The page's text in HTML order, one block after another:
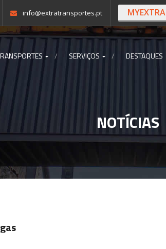
info@extratransportes.pt MYEXTRA
SERVIÇOS DESTAQUES
NOTÍCIAS